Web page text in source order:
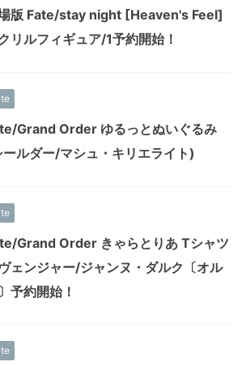
版 Fate/stay night [Heaven's Feel]
リルフィギュア/1予約開始！
Grand Order ゆるっとぬいぐるみ
ルダー/マシュ・キリエライト)
Grand Order きゃらとりあ Tシャツ
ェンジャー/ジャンヌ・ダルク〔オル
予約開始！